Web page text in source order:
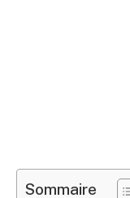
Sommaire